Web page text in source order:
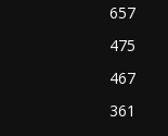
657
475
467
361